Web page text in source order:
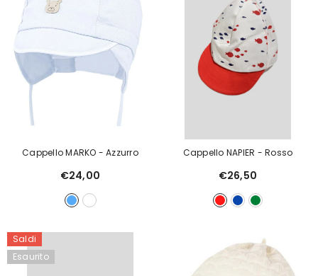
Cappello MARKO - Azzurro
€24,00
Cappello NAPIER - Rosso
€26,50
Saldi
Esaurito